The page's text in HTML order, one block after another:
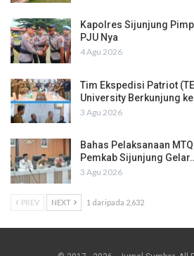
Kapolres Sijunjung
PJU Nya
4 Agu 2026
Tim Ekspedisi Patriot
University Berkunjung
3 Agu 2026
Bahas Pelaksanaan
Pemkab Sijunjung
3 Agu 2026
PREV NEXT 1 daripada 2,632